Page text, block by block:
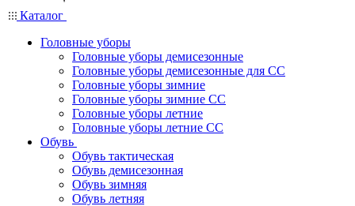
Каталог
Головные уборы
Головные уборы демисезонные
Головные уборы демисезонные для СС
Головные уборы зимние
Головные уборы зимние СС
Головные уборы летние
Головные уборы летние СС
Обувь
Обувь тактическая
Обувь демисезонная
Обувь зимняя
Обувь летняя